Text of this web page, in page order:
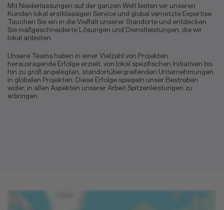
Mit Niederlassungen auf der ganzen Welt bieten wir unseren
Kunden lokal erstklassigen Service und global vernetzte Expertise.
Tauchen Sie ein in die Vielfalt unserer Standorte und entdecken
Sie maßgeschneiderte Lösungen und Dienstleistungen, die wir
lokal anbieten.
Unsere Teams haben in einer Vielzahl von Projekten
herausragende Erfolge erzielt, von lokal spezifischen Initiativen bis
hin zu groß angelegten, standortübergreifenden Unternehmungen
in globalen Projekten. Diese Erfolge spiegeln unser Bestreben
wider, in allen Aspekten unserer Arbeit Spitzenleistungen zu
erbringen.